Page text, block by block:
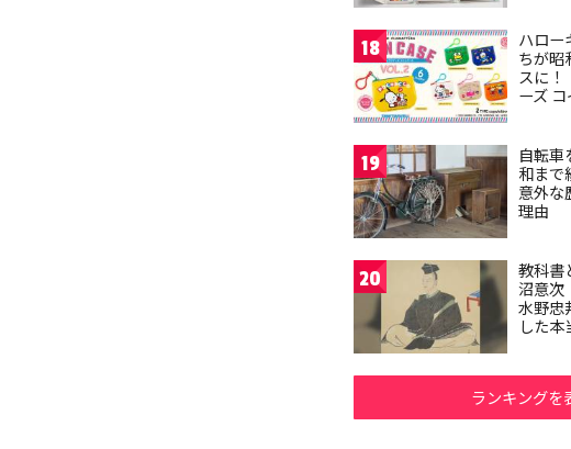
18
ハロー
ちが昭
スに！
ーズ
19
自転車
和まで
意外な
理由
20
教科書
沼意次
水野忠
した本
ランキングを